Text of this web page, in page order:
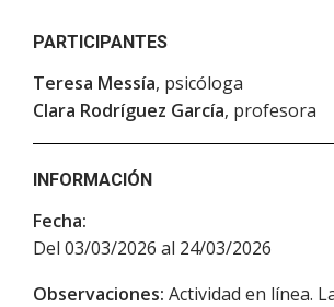
PARTICIPANTES
Teresa Messía, psicóloga
Clara Rodríguez García, profesora
INFORMACIÓN
Fecha:
Del 03/03/2026 al 24/03/2026
Observaciones: Actividad en línea.